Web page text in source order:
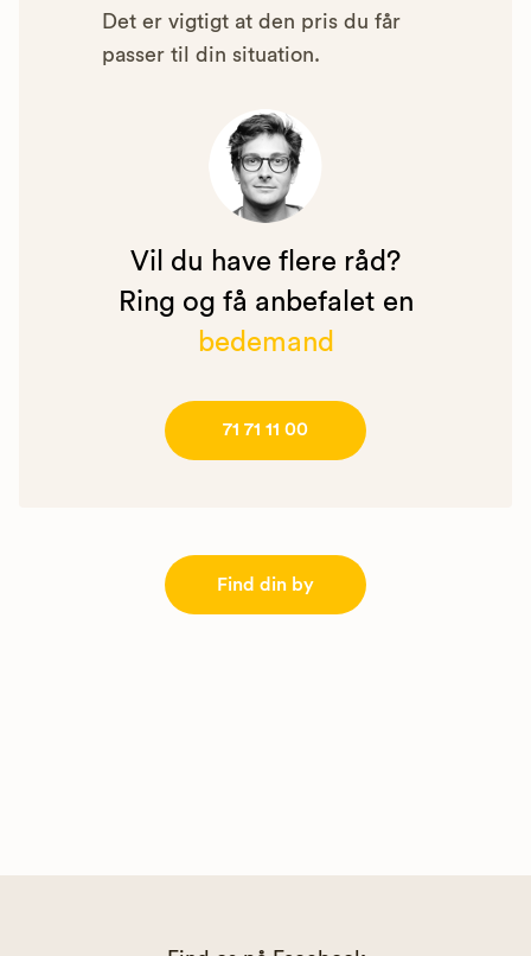
Det er vigtigt at den pris du får
passer til din situation.
Vil du have flere råd?
Ring og få anbefalet en
bedemand
71 71 11 00
Find din by